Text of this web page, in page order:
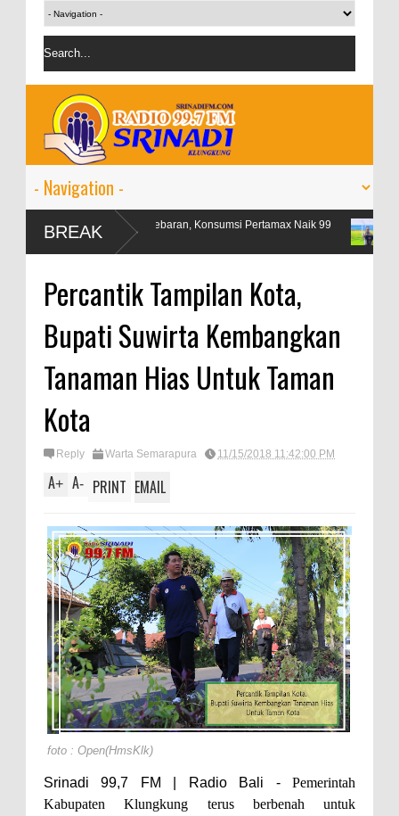
BREAK
Libur Lebaran, Konsumsi Pertamax Naik 99
Persen
OJK targetkan
persen
Percantik Tampilan Kota,
Bupati Suwirta Kembangkan
Tanaman Hias Untuk Taman
Kota
Reply Warta Semarapura 11/15/2018 11:42:00 PM
A+ A- PRINT EMAIL
foto : Open(HmsKlk)
Srinadi 99,7 FM | Radio Bali - Pemerintah
Kabupaten Klungkung terus berbenah untuk